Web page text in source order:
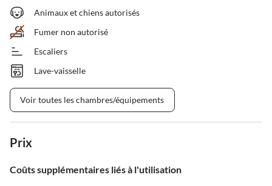
Animaux et chiens autorisés
Fumer non autorisé
Escaliers
Lave-vaisselle
Voir toutes les chambres/équipements
Prix
Coûts supplémentaires liés à l'utilisation